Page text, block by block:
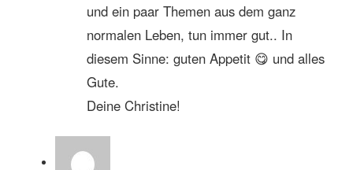
und ein paar Themen aus dem ganz
normalen Leben, tun immer gut.. In
diesem Sinne: guten Appetit 😋 und alles
Gute.
Deine Christine!